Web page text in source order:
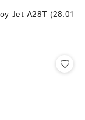
Jet A28T (28.01